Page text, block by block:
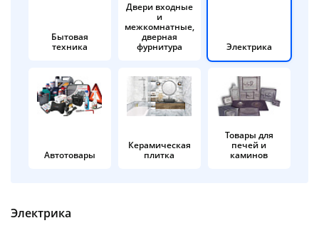
Бытовая
техника
Двери входные
и
межкомнатные,
дверная
фурнитура
Электрика
Автотовары
Керамическая
плитка
Товары для
печей и
каминов
Электрика
раз в 2
недели
Остались вопросы?
8 800 302-02-51
plait.ru